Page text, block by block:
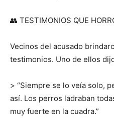
👥 TESTIMONIOS QUE
Vecinos del acusado
testimonios. Uno de ellos
> “Siempre se lo veía solo,
así. Los perros ladraban
muy fuerte en la cuadra.”